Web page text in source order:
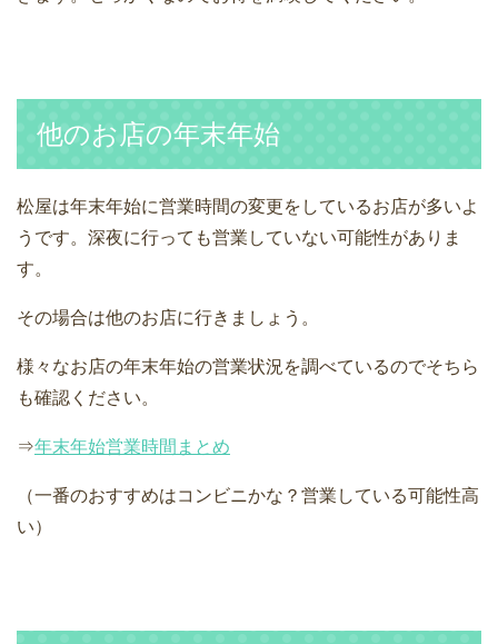
他のお店の年末年始
松屋は年末年始に営業時間の変更をしているお店が多いよ
うです。深夜に行っても営業していない可能性がありま
す。
その場合は他のお店に行きましょう。
様々なお店の年末年始の営業状況を調べているのでそちら
も確認ください。
⇒年末年始営業時間まとめ
（一番のおすすめはコンビニかな？営業している可能性高
い）